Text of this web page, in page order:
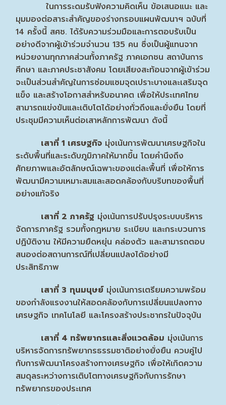
ในการระดมรับฟังความคิดเห็น ข้อเสนอแนะ และ
มุมมองต่อสาระสำคัญของร่างกรอบแผนพัฒนาฯ ฉบับที่
14 ครั้งนี้ สศช. ได้รับความร่วมมือและการตอบรับเป็น
อย่างดีจากผู้เข้าร่วมจำนวน 135 คน ซึ่งเป็นผู้แทนจาก
หน่วยงานทุกภาคส่วนทั้งภาครัฐ ภาคเอกชน สถาบันการ
ศึกษา และภาคประชาสังคม โดยเสียงสะท้อนจากผู้เข้าร่วม
จะเป็นส่วนสำคัญในการซ่อมแซมจุดเปราะบางและเสริมจุด
แข็ง และสร้างโอกาสสำหรับอนาคต เพื่อให้ประเทศไทย
สามารถแข่งขันและเติบโตได้อย่างทั่วถึงและยั่งยืน โดยที่
ประชุมมีความเห็นต่อเสาหลักการพัฒนา ดังนี้
เสาที่ 1 เศรษฐกิจ มุ่งเน้นการพัฒนาเศรษฐกิจใน
ระดับพื้นที่และระดับภูมิภาคให้มากขึ้น โดยคำนึงถึง
ศักยภาพและอัตลักษณ์เฉพาะของแต่ละพื้นที่ เพื่อให้การ
พัฒนามีความเหมาะสมและสอดคล้องกับบริบทของพื้นที่
อย่างแท้จริง
เสาที่ 2 ภาครัฐ มุ่งเน้นการปรับปรุงระบบบริหาร
จัดการภาครัฐ รวมทั้งกฎหมาย ระเบียบ และกระบวนการ
ปฏิบัติงาน ให้มีความยืดหยุ่น คล่องตัว และสามารถตอบ
สนองต่อสถานการณ์ที่เปลี่ยนแปลงได้อย่างมี
ประสิทธิภาพ
เสาที่ 3 ทุนมนุษย์มุ่งเน้นการเตรียมความพร้อม
ของกำลังแรงงานให้สอดคล้องกับการเปลี่ยนแปลงทาง
เศรษฐกิจ เทคโนโลยี และโครงสร้างประชากรในปัจจุบัน
เสาที่ 4 ทรัพยากรและสิ่งแวดล้อม มุ่งเน้นการ
บริหารจัดการทรัพยากรธรรมชาติอย่างยั่งยืน ควบคู่ไป
กับการพัฒนาโครงสร้างทางเศรษฐกิจ เพื่อให้เกิดความ
สมดุลระหว่างการเติบโตทางเศรษฐกิจกับการรักษา
ทรัพยากรของประเทศ